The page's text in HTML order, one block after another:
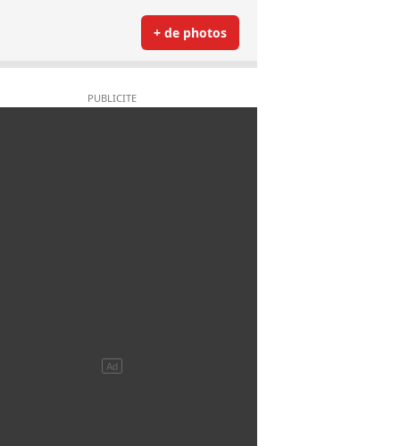
+ de photos